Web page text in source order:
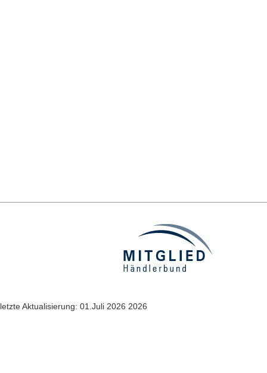
letzte Aktualisierung: 01.Juli 2026 2026